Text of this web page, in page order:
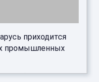
приходится
промышленных